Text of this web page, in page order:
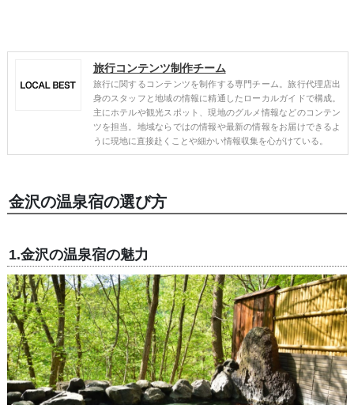
旅行コンテンツ制作チーム
旅行に関するコンテンツを制作する専門チーム。旅行代理店出
身のスタッフと地域の情報に精通したローカルガイドで構成。
主にホテルや観光スポット、現地のグルメ情報などのコンテン
ツを担当。地域ならではの情報や最新の情報をお届けできるよ
うに現地に直接赴くことや細かい情報収集を心がけている。
金沢の温泉宿の選び方
1.金沢の温泉宿の魅力